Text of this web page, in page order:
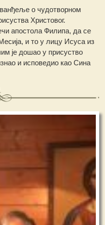
о чудотворном
Христовог.
апостола Филипа, да се
и то у лицу Исуса из
је дошао у присуство
и исповедио као Сина